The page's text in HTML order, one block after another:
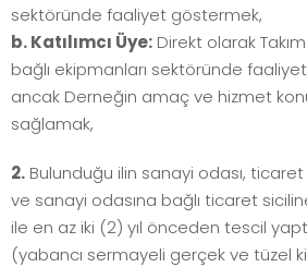
sektöründe faaliyet göstermek,
b. Katılımcı Üye: Direkt olarak
bağlı ekipmanları sektöründe
ancak Derneğin amaç ve hizmet
sağlamak,
2. Bulunduğu ilin sanayi odası,
ve sanayi odasına bağlı ticaret
ile en az iki (2) yıl önceden tescil
(yabancı sermayeli gerçek ve tüzel